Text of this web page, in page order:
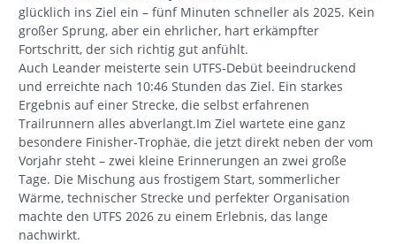
glücklich ins Ziel ein – fünf Minuten schneller als 2025. Kein
großer Sprung, aber ein ehrlicher, hart erkämpfter
Fortschritt, der sich richtig gut anfühlt.
Auch Leander meisterte sein UTFS‑Debüt beeindruckend
und erreichte nach 10:46 Stunden das Ziel. Ein starkes
Ergebnis auf einer Strecke, die selbst erfahrenen
Trailrunnern alles abverlangt.Im Ziel wartete eine ganz
besondere Finisher‑Trophäe, die jetzt direkt neben der vom
Vorjahr steht – zwei kleine Erinnerungen an zwei große
Tage. Die Mischung aus frostigem Start, sommerlicher
Wärme, technischer Strecke und perfekter Organisation
machte den UTFS 2026 zu einem Erlebnis, das lange
nachwirkt.